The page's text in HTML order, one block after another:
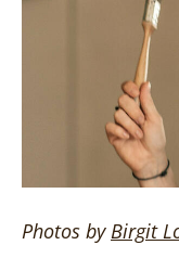
Photos byBirgit